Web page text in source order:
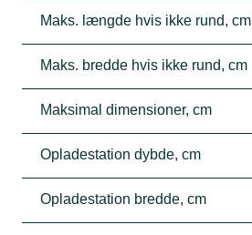
Maks. længde hvis ikke rund, cm
Maks. bredde hvis ikke rund, cm
Maksimal dimensioner, cm
Opladestation dybde, cm
Opladestation bredde, cm